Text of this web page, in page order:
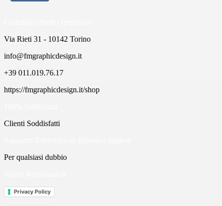
Via Rieti 31 - 10142 Torino
info@fmgraphicdesign.it
+39 011.019.76.17
https://fmgraphicdesign.it/shop
Clienti Soddisfatti
Per qualsiasi dubbio
Privacy Policy